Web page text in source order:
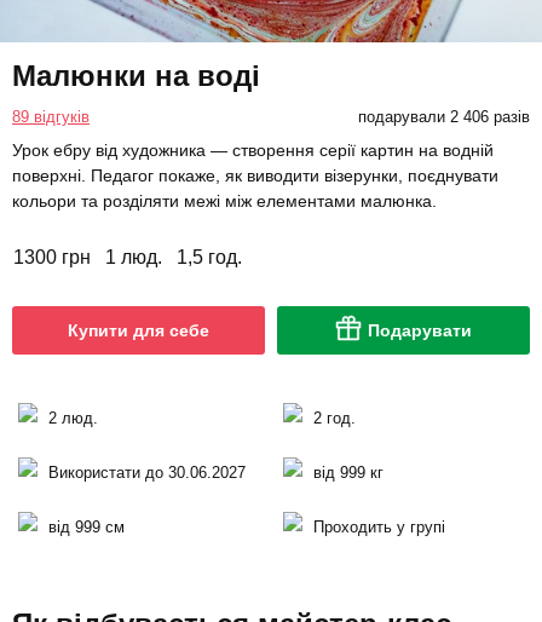
Малюнки на воді
89 відгуків подарували 2 406 разів
Урок ебру від художника — створення серії картин на водній
поверхні. Педагог покаже, як виводити візерунки, поєднувати
кольори та розділяти межі між елементами малюнка.
1300 грн 1 люд. 1,5 год.
Купити для себе Подарувати
2 люд. 2 год.
Використати до 30.06.2027 від 999 кг
від 999 см Проходить у групі